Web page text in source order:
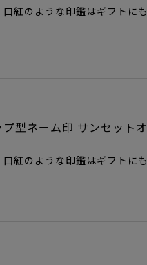
紅のような印鑑はギフトにも
型ネーム印 サンセットオ
紅のような印鑑はギフトにも